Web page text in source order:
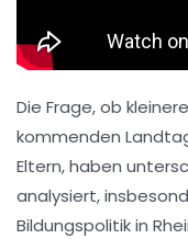
Die Frage, ob
kommenden
Eltern, haben
analysiert,
Bildungspolitik in